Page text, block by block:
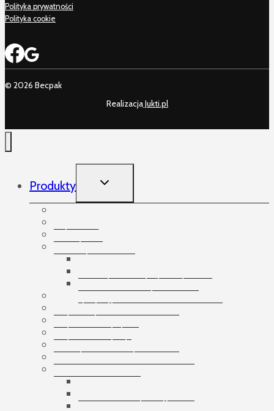
Polityka prywatności
Polityka cookie
© 2026 Becpak
RealizacjaJukti.pl
Produkty TOGGLE
CHILD
Arkusze foliowe
Bandowanie palet i paczek
Akcesoria do bandowania
Urządzenia do bandowania
Etykiety samoprzylepne
Folia bąbelkowa
Folia ochronna
Folia stretch beztubowa
Folia stretch do pakowania
Gumki recepturki
Kartony
Kartony 3-warstwowe
Kartony na butelki